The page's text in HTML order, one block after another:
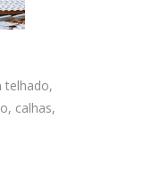
telhado,
calhas,